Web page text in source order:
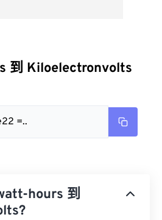
到 Kiloelectronvolts
=..
hours 到